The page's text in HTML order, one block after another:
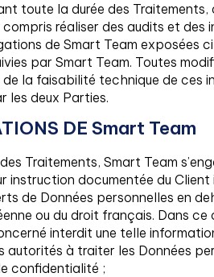
toute la durée des
réaliser des audits et des
de Smart Team exposées
par Smart Team. Toutes
la faisabilité technique de ces
les deux Parties.
DE Smart Team
Traitements, Smart Team
instruction documentée du
de Données personnelles en
ou du droit français. Dans
interdit une telle
autorités à traiter les Données
confidentialité ;